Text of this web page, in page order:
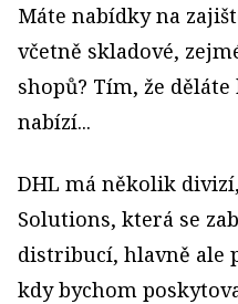
Máte nabídky na
včetně skladové,
shopů? Tím, že
nabízí...
DHL má několik
Solutions, která se
distribucí, hlavně ale
kdy bychom